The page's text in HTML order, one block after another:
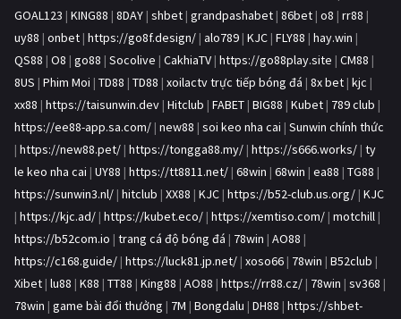
GOAL123 | KING88 | 8DAY | shbet | grandpashabet | 86bet | o8 | rr88 |
uy88 | onbet | https://go8f.design/ | alo789 | KJC | FLY88 | hay.win |
QS88 | O8 | go88 | Socolive | CakhiaTV | https://go88play.site | CM88 |
8US | Phim Moi | TD88 | TD88 | xoilactv trực tiếp bóng đá | 8x bet | kjc |
xx88 | https://taisunwin.dev | Hitclub | FABET | BIG88 | Kubet | 789 club |
https://ee88-app.sa.com/ | new88 | soi keo nha cai | Sunwin chính thức
| https://new88.pet/ | https://tongga88.my/ | https://s666.works/ | ty
le keo nha cai | UY88 | https://tt8811.net/ | 68win | 68win | ea88 | TG88 |
https://sunwin3.nl/ | hitclub | XX88 | KJC | https://b52-club.us.org/ | KJC
| https://kjc.ad/ | https://kubet.eco/ | https://xemtiso.com/ | motchill |
https://b52com.io | trang cá độ bóng đá | 78win | AO88 |
https://c168.guide/ | https://luck81.jp.net/ | xoso66 | 78win | B52club |
Xibet | lu88 | K88 | TT88 | King88 | AO88 | https://rr88.cz/ | 78win | sv368 |
78win | game bài đổi thưởng | 7M | Bongdalu | DH88 | https://shbet-